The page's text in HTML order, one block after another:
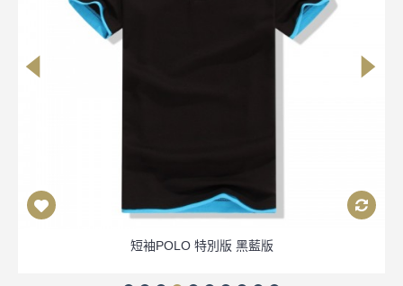
短袖POLO 特別版 黑藍版